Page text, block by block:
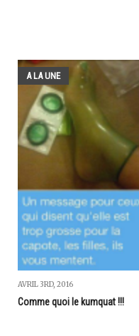
A LA UNE
AVRIL 3RD, 2016
Comme quoi le kumquat !!!